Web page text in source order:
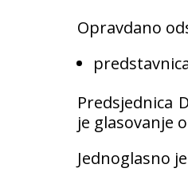
Opravdano
Predsjednica
je glasovanje
Jednoglasno